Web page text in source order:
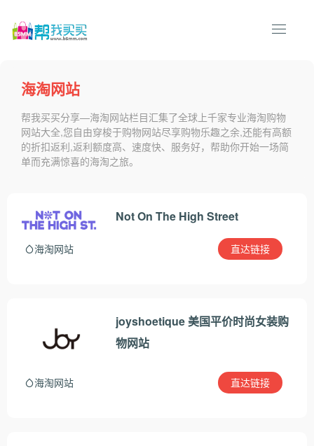
海淘网站
帮我买买分享—海淘网站栏目汇集了全球上千家专业海淘购物
网站大全,您自由穿梭于购物网站尽享购物乐趣之余,还能有高额
的折扣返利,返利额度高、速度快、服务好，帮助你开始一场简
单而充满惊喜的海淘之旅。
Not On The High Street
海淘网站 直达链接
joyshoetique 美国平价时尚女装购
物网站
海淘网站 直达链接